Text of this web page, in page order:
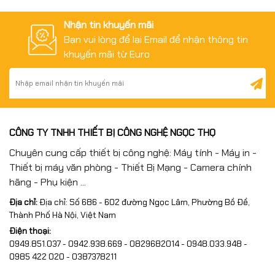
Nhận tin khuyến mãi
Bạn vui lòng để lại Email để nhận thông tin
khuyến mãi từ Euro
CÔNG TY TNHH THIẾT BỊ CÔNG NGHỆ NGỌC THỌ
Chuyên cung cấp thiết bị công nghệ: Máy tính - Máy in -
Thiết bị máy văn phòng - Thiết Bị Mạng - Camera chính
hãng - Phụ kiện ...
Địa chỉ:Địa chỉ: Số 686 - 602 đường Ngọc Lâm, Phường Bồ Đề,
Thành Phố Hà Nội, Việt Nam
Điện thoại:
0949.851.037 - 0942.938.669 - 0829682014 - 0948.033.948 -
0985 422 020 - 0387378211